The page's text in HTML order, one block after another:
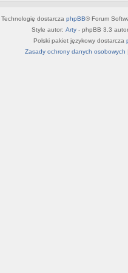
Technologię dostarcza phpBB® Forum
Style autor: Arty - phpBB 3.3
Polski pakiet językowy dostarcza
Zasady ochrony danych osobowych